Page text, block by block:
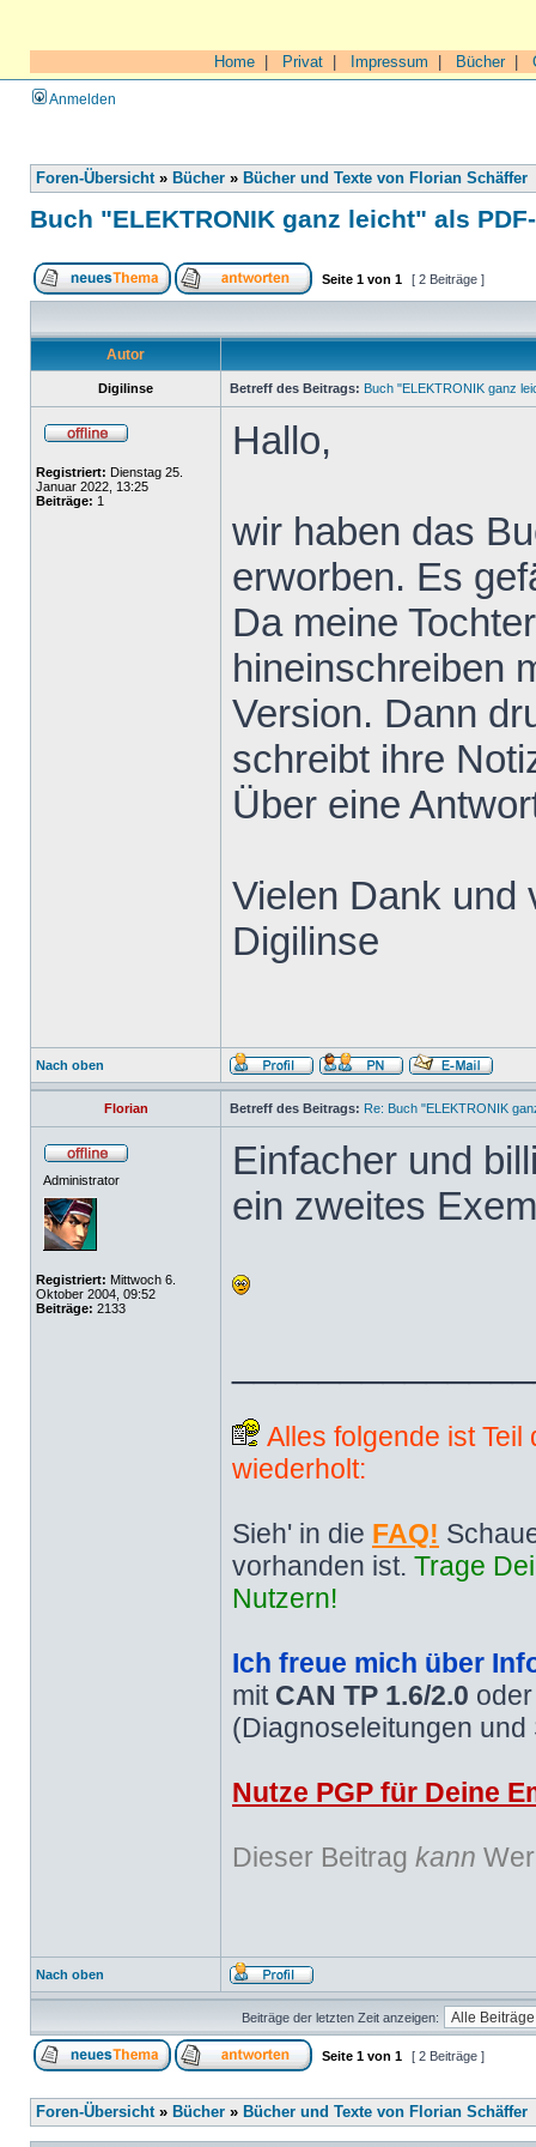
Home Privat Impressum Bücher|
Anmelden
Foren-Übersicht» Bücher » Bücher und Texte von Florian Schäffer
Buch "ELEKTRONIK ganz leicht" als
Seite 1 von 1 [ 2 Beiträge ]
Autor
Digilinse Betreff des Beitrags: Buch "ELEKTRONIK ganz
Registriert: Dienstag 25.
Januar 2022, 13:25
Beiträge: 1
Hallo,
wir haben das
erworben. Es
Da meine
hineinschreiben
Version. Dann
schreibt ihre
Über eine
Vielen Dank und
Digilinse
Nach oben
Florian Betreff des Beitrags: Re: Buch "ELEKTRONIK
Administrator
Registriert: Mittwoch 6.
Oktober 2004, 09:52
Beiträge: 2133
Einfacher und
ein zweites
Alles folgende ist
wiederholt:
Sieh' in die FAQ!
vorhanden ist. Trage
Nutzern!
Ich freue mich über
mit CAN TP 1.6/2.0
(Diagnoseleitungen
Nutze PGP für Deine
Dieser Beitrag kann
Nach oben
Beiträge der letzten Zeit anzeigen:
Seite 1 von 1 [ 2 Beiträge ]
Foren-Übersicht» Bücher » Bücher und Texte von Florian Schäffer